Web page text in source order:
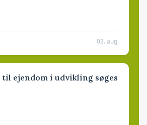
03. aug.
til ejendom i udvikling søges